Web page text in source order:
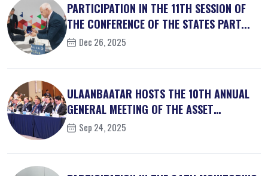
PARTICIPATION IN THE 11TH SESSION OF
THE CONFERENCE OF THE STATES PART...
Dec 26, 2025
ULAANBAATAR HOSTS THE 10TH ANNUAL
GENERAL MEETING OF THE ASSET
RECOVER...
Sep 24, 2025